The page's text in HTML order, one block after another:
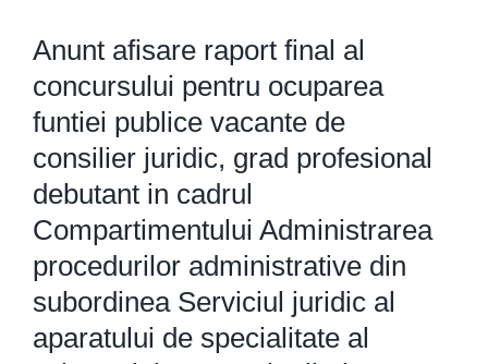
Anunt afisare raport final al
concursului pentru ocuparea
funtiei publice vacante de
consilier juridic, grad profesional
debutant in cadrul
Compartimentului Administrarea
procedurilor administrative din
subordinea Serviciul juridic al
aparatului de specialitate al